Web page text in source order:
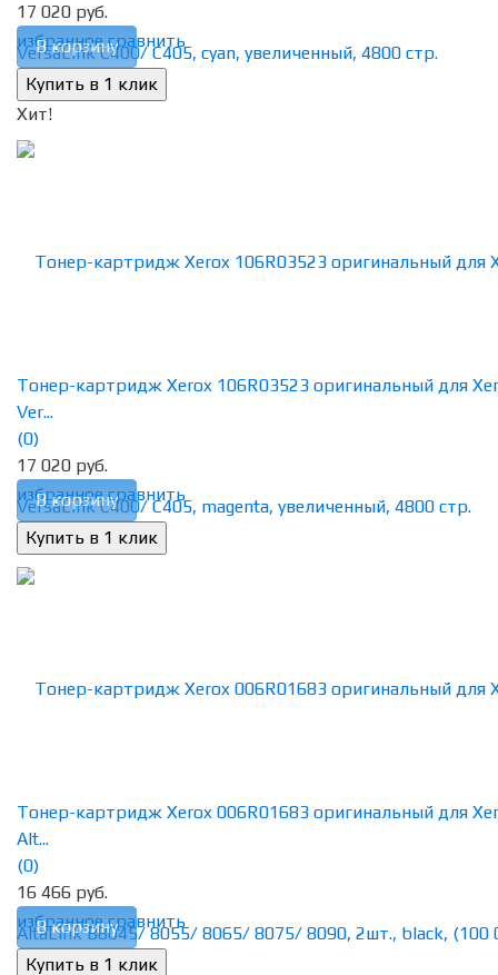
избранное сравнить
17 020 руб.
В корзину
Хит!
избранное сравнить
Тонер-картридж Xerox 106R03523 оригинальный для
Ver...
(0)
17 020 руб.
В корзину
избранное сравнить
Тонер-картридж Xerox 006R01683 оригинальный для
Alt...
(0)
16 466 руб.
В корзину